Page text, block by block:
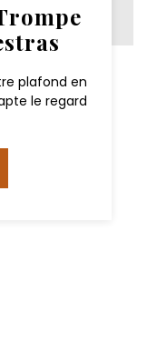
plafond en
le regard